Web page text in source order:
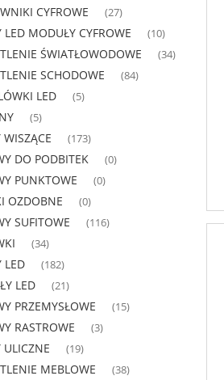
CYFROWE (27)
LED MODUŁY CYFROWE (10)
ŚWIATŁOWODOWE (34)
SCHODOWE (84)
LED (5)
(5)
WISZĄCE (173)
DO PODBITEK (0)
PUNKTOWE (0)
OZDOBNE (0)
SUFITOWE (116)
(34)
LED (182)
LED (21)
PRZEMYSŁOWE (15)
RASTROWE (3)
ULICZNE (19)
MEBLOWE (38)